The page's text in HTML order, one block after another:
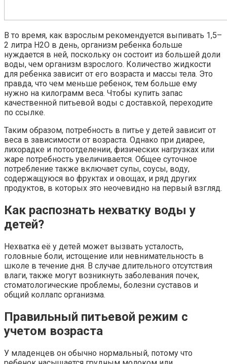
В то время, как взрослым рекомендуется выпивать 1,5–
2 литра H2O в день, организм ребенка больше
нуждается в ней, поскольку он состоит из большей доли
воды, чем организм взрослого. Количество жидкости
для ребенка зависит от его возраста и массы тела. Это
правда, что чем меньше ребенок, тем больше ему
нужно на килограмм веса. Чтобы купить запас
качественной питьевой воды с доставкой, переходите
по ссылке.
Таким образом, потребность в питье у детей зависит от
веса в зависимости от возраста. Однако при диарее,
лихорадке и потоотделении, физических нагрузках или
жаре потребность увеличивается. Общее суточное
потребление также включает супы, соусы, воду,
содержащуюся во фруктах и овощах, и ряд других
продуктов, в которых это неочевидно на первый взгляд.
Как распознать нехватку воды у
детей?
Нехватка её у детей может вызвать усталость,
головные боли, истощение или невнимательность в
школе в течение дня. В случае длительного отсутствия
влаги, также могут возникнуть заболевания почек,
стоматологические проблемы, болезни суставов и
общий коллапс организма.
Правильный питьевой режим с
учетом возраста
У младенцев он обычно нормальный, потому что